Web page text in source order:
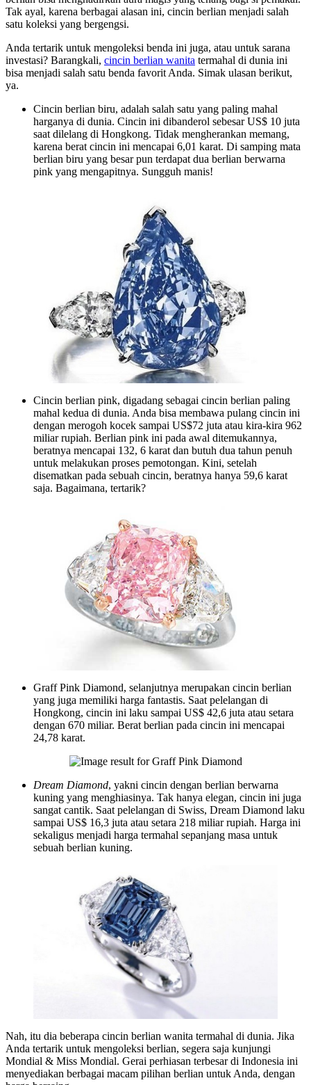
Tak ayal, karena berbagai alasan ini, cincin berlian menjadi salah
satu koleksi yang bergengsi.
Anda tertarik untuk mengoleksi benda ini juga, atau untuk sarana
investasi? Barangkali, cincin berlian wanita termahal di dunia ini
bisa menjadi salah satu benda favorit Anda. Simak ulasan berikut,
ya.
Cincin berlian biru, adalah salah satu yang paling mahal
harganya di dunia. Cincin ini dibanderol sebesar US$ 10 juta
saat dilelang di Hongkong. Tidak mengherankan memang,
karena berat cincin ini mencapai 6,01 karat. Di samping mata
berlian biru yang besar pun terdapat dua berlian berwarna
pink yang mengapitnya. Sungguh manis!
Cincin berlian pink, digadang sebagai cincin berlian paling
mahal kedua di dunia. Anda bisa membawa pulang cincin ini
dengan merogoh kocek sampai US$72 juta atau kira-kira 962
miliar rupiah. Berlian pink ini pada awal ditemukannya,
beratnya mencapai 132, 6 karat dan butuh dua tahun penuh
untuk melakukan proses pemotongan. Kini, setelah
disematkan pada sebuah cincin, beratnya hanya 59,6 karat
saja. Bagaimana, tertarik?
Graff Pink Diamond, selanjutnya merupakan cincin berlian
yang juga memiliki harga fantastis. Saat pelelangan di
Hongkong, cincin ini laku sampai US$ 42,6 juta atau setara
dengan 670 miliar. Berat berlian pada cincin ini mencapai
24,78 karat.
Dream Diamond, yakni cincin dengan berlian berwarna
kuning yang menghiasinya. Tak hanya elegan, cincin ini juga
sangat cantik. Saat pelelangan di Swiss, Dream Diamond laku
sampai US$ 16,3 juta atau setara 218 miliar rupiah. Harga ini
sekaligus menjadi harga termahal sepanjang masa untuk
sebuah berlian kuning.
Nah, itu dia beberapa cincin berlian wanita termahal di dunia. Jika
Anda tertarik untuk mengoleksi berlian, segera saja kunjungi
Mondial & Miss Mondial. Gerai perhiasan terbesar di Indonesia ini
menyediakan berbagai macam pilihan berlian untuk Anda, dengan